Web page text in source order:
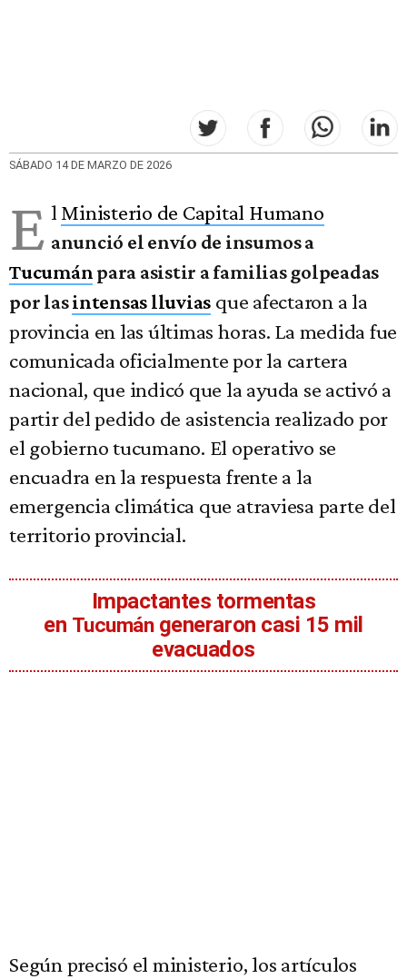
SÁBADO 14 DE MARZO DE 2026
E l Ministerio de Capital Humano
anunció el envío de insumos a
Tucumán para asistir a familias golpeadas
por lasintensas lluvias que afectaron a la
provincia en las últimas horas. La medida fue
comunicada oficialmente por la cartera
nacional, que indicó que la ayuda se activó a
partir del pedido de asistencia realizado por
el gobierno tucumano. El operativo se
encuadra en la respuesta frente a la
emergencia climática que atraviesa parte del
territorio provincial.
Impactantes tormentas
en Tucumángeneraron casi 15 mil
evacuados
Según precisó el ministerio, los artículos